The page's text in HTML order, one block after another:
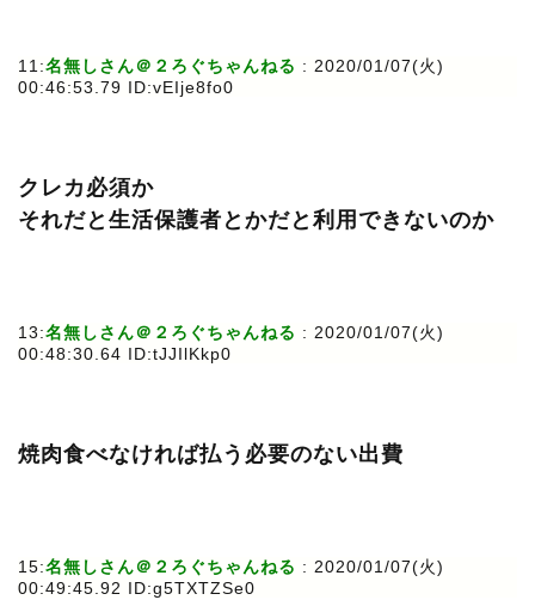
11:名無しさん＠２ろぐちゃんねる : 2020/01/07(火)
00:46:53.79 ID:vEIje8fo0
クレカ必須か
それだと生活保護者とかだと利用できないのか
13:名無しさん＠２ろぐちゃんねる : 2020/01/07(火)
00:48:30.64 ID:tJJIlKkp0
焼肉食べなければ払う必要のない出費
15:名無しさん＠２ろぐちゃんねる : 2020/01/07(火)
00:49:45.92 ID:g5TXTZSe0